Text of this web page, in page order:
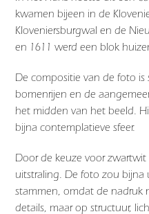
kwamen bijeen in de
Kloveniersburgwal en de
en 1611 werd een blok
De compositie van de foto is
bomenrijen en de
het midden van het beeld.
bijna contemplatieve sfeer.
Door de keuze voor
uitstraling. De foto zou
stammen, omdat de nadruk
details, maar op structuur,